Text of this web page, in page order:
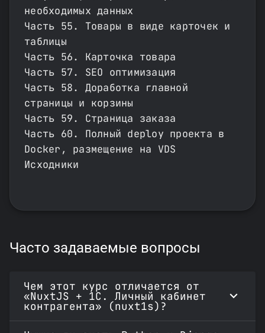
необходимых данных
Часть 55. Товары в виде карточек и
таблицы
Часть 56. Карточка товара
Часть 57. SEO оптимизация
Часть 58. Доработка главной
страницы и корзины
Часть 59. Страница заказа
Часть 60. Полный deploy проекта в
Docker, размещение на VDS
Исходники
Часто задаваемые вопросы
Чем этот курс отличается от
«NuxtJS + 1C. Личный кабинет
контрагента» (nuxt1s)?